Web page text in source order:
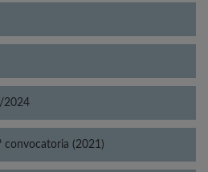
2024
convocatoria (2021)